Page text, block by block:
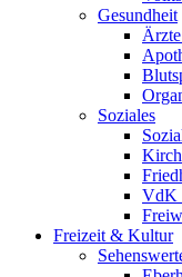
Gesundheit
Soziales
VdK
Freizeit & Kultur